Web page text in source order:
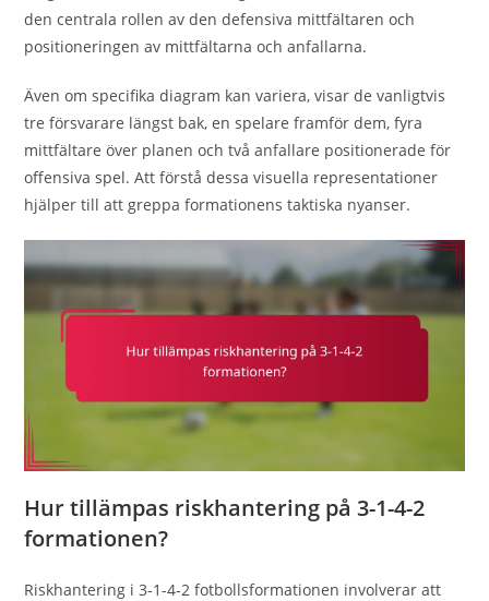
den centrala rollen av den defensiva mittfältaren och
positioneringen av mittfältarna och anfallarna.
Även om specifika diagram kan variera, visar de vanligtvis
tre försvarare längst bak, en spelare framför dem, fyra
mittfältare över planen och två anfallare positionerade för
offensiva spel. Att förstå dessa visuella representationer
hjälper till att greppa formationens taktiska nyanser.
Hur tillämpas riskhantering på 3-1-4-2
formationen?
Riskhantering i 3-1-4-2 fotbollsformationen involverar att